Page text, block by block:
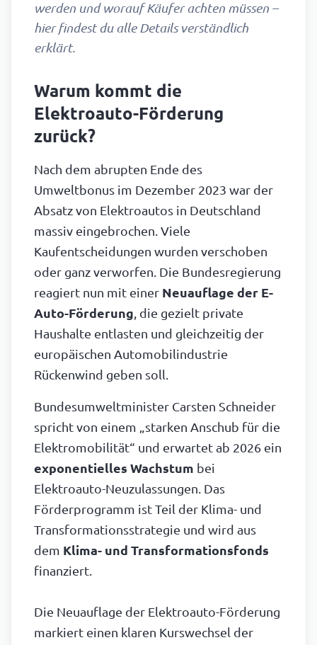
werden und worauf Käufer achten müssen –
hier findest du alle Details verständlich
erklärt.
Warum kommt die
Elektroauto-Förderung
zurück?
Nach dem abrupten Ende des
Umweltbonus im Dezember 2023 war der
Absatz von Elektroautos in Deutschland
massiv eingebrochen. Viele
Kaufentscheidungen wurden verschoben
oder ganz verworfen. Die Bundesregierung
reagiert nun mit einer Neuauflage der E-
Auto-Förderung, die gezielt private
Haushalte entlasten und gleichzeitig der
europäischen Automobilindustrie
Rückenwind geben soll.
Bundesumweltminister Carsten Schneider
spricht von einem „starken Anschub für die
Elektromobilität“ und erwartet ab 2026 ein
exponentielles Wachstum bei
Elektroauto-Neuzulassungen. Das
Förderprogramm ist Teil der Klima- und
Transformationsstrategie und wird aus
dem Klima- und Transformationsfonds
finanziert.
Die Neuauflage der Elektroauto-Förderung
markiert einen klaren Kurswechsel der